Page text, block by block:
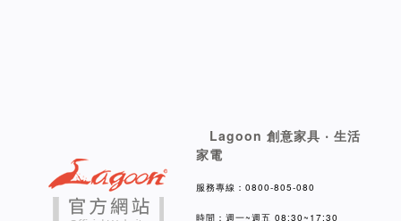
Lagoon 創意家具 ‧ 生活
家電
服務專線：0800-805-080
時間：週一~週五 08:30~17:30